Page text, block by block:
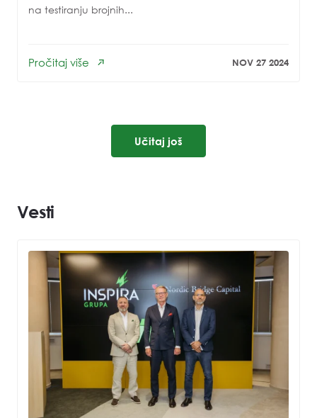
na testiranju brojnih...
Pročitaj više NOV 27 2024
Učitaj još
Vesti